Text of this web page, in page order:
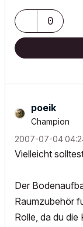
0
poeik
Champion
‎2007-07-04
Vielleicht
Der
Raumzubehör
Rolle, da du die